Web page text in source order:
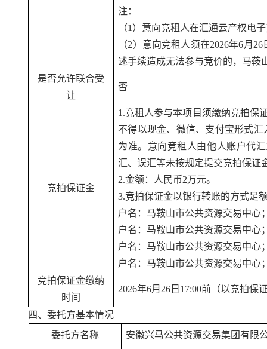
注：
（1 ）意向竞租人在汇通云产权电
（2）意向竞租人须在2026年6月 26
述手续造成无法参与竞价的，马鞍
是否允许联合受
让
否
竞拍保证金
1.竞租人参与本项目须缴纳竞拍保
不得以现金、微信、支付宝形式
为准。意向竞租人由他人账户代
汇、误汇等未按规定提交竞拍保证
2.金额：人民币2万元。
3.竞拍保证金以银行转账的方式足
户名：马鞍山市公共资源交易中心
户名：马鞍山市公共资源交易中心
户名：马鞍山市公共资源交易中心
户名：马鞍山市公共资源交易中心
竞拍保证金缴纳
时间
2026年6月 26 日 17:00前（以竞拍保
四、委托方基本情况
委托方名称
安徽兴马公共资源交易集团有限